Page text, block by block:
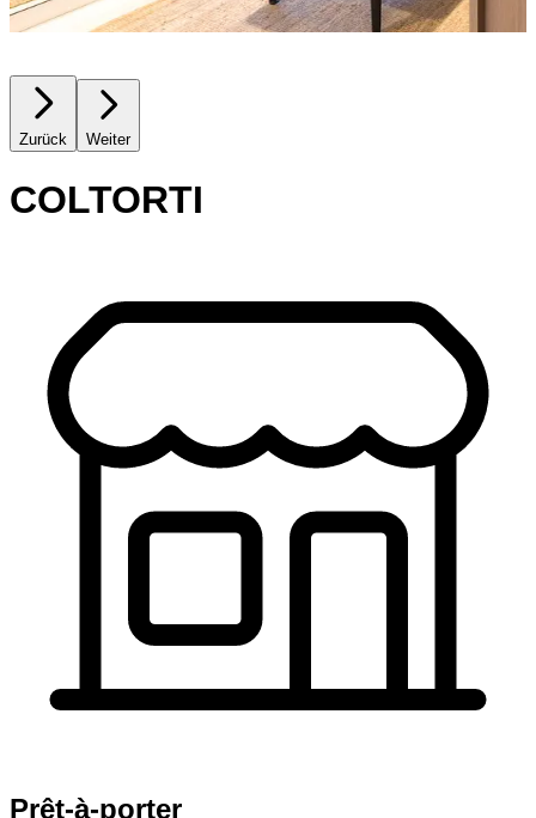
Zurück Weiter
COLTORTI
Prêt-à-porter